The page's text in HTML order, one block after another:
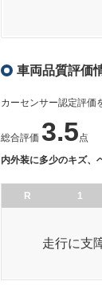
車両品質評価
カーセンサー認定評価
総合評価 3.5点
内外装に多少のキズ、
R 1
走行に支